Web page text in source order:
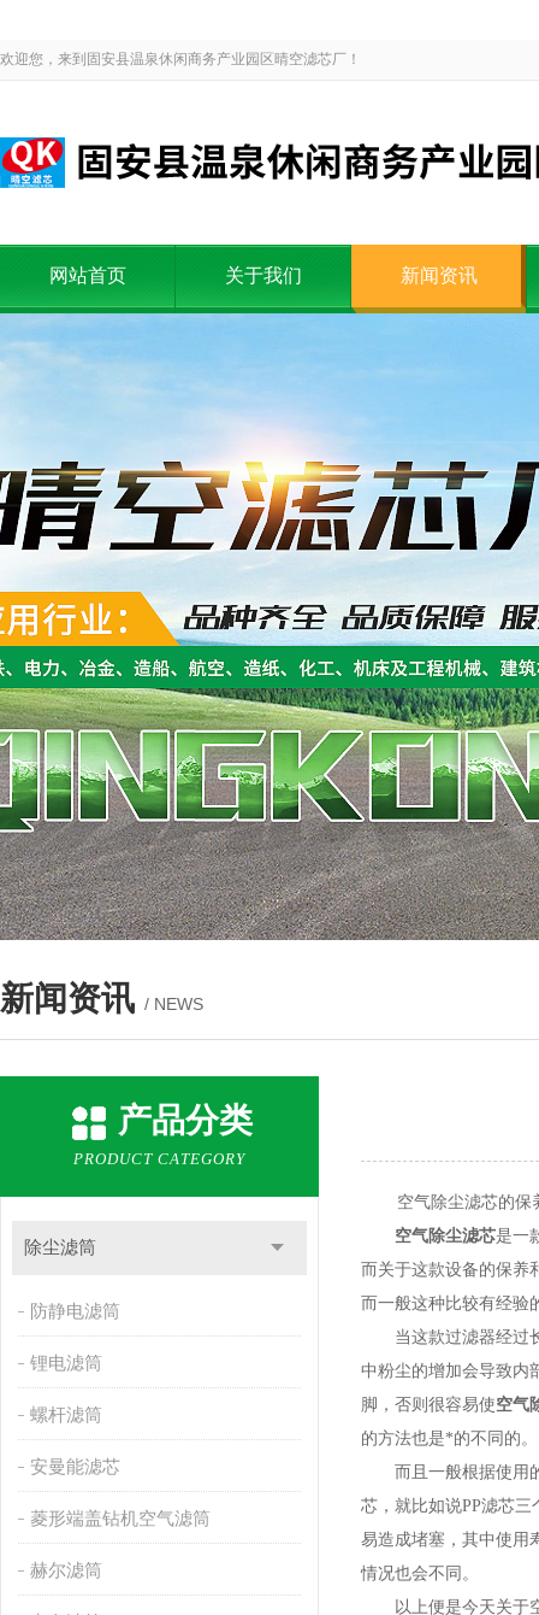
欢迎您，来到固安县温泉休闲商务产业园区晴空滤芯厂！
网站首页 关于我们 新闻资讯
新闻资讯 / NEWS
产品分类
PRODUCT CATEGORY
除尘滤筒
防静电滤筒
锂电滤筒
螺杆滤筒
安曼能滤芯
菱形端盖钻机空气滤筒
赫尔滤筒
空气除尘滤芯的保养
空气除尘滤芯是一
而关于这款设备的保养
而一般这种比较有经验
当这款过滤器经过长
中粉尘的增加会导致内
脚，否则很容易使空气
的方法也是*的不同的。
而且一般根据使用的
芯，就比如说PP滤芯
易造成堵塞，其中使用
情况也会不同。
以上便是今天关于空